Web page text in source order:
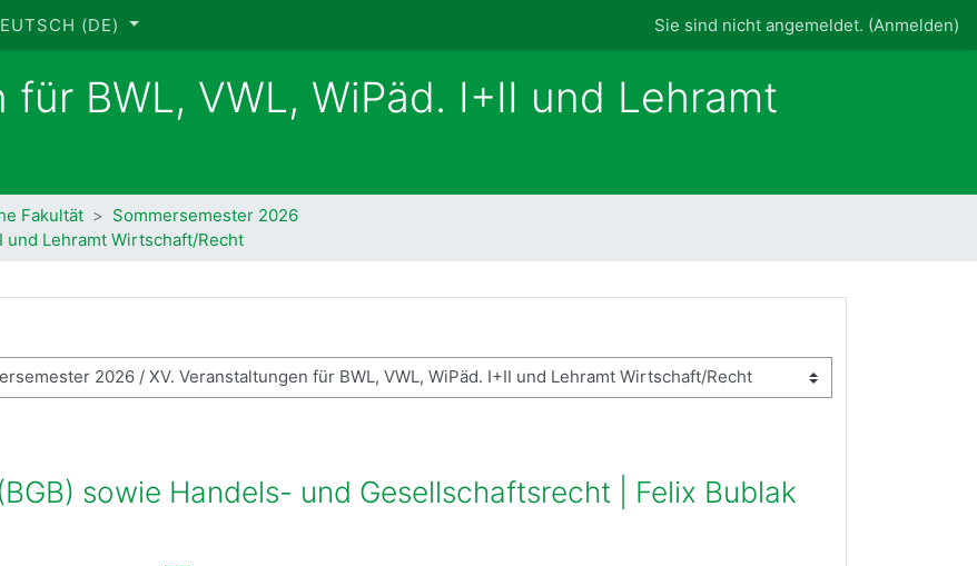
‎(DE)‎ Sie sind nicht angemeldet. (Anmelden)
für BWL, VWL, WiPäd. I+II und Lehramt
Fakultät
Sommersemester 2026
und Lehramt Wirtschaft/Recht
sowie Handels- und Gesellschaftsrecht | Felix Bublak